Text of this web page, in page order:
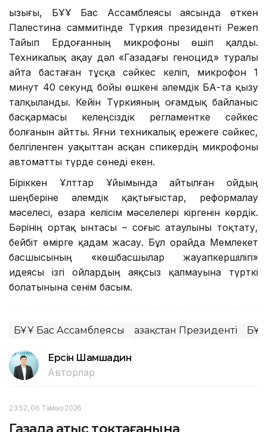
Қызығы, БҰҰ Бас Ассамблеясы аясында өткен
Палестина саммитінде Түркия президенті Режеп
Тайып Ердоғанның микрофоны өшіп қалды.
Техникалық ақау дәл «Газадағы геноцид» туралы
айта бастаған тұсқа сәйкес келіп, микрофон 1
минут 40 секунд бойы өшкені әлемдік БАҚ-та қызу
талқыланды. Кейін Түркияның Қоғамдық байланыс
басқармасы келеңсіздік регламентке сәйкес
болғанын айтты. Яғни техникалық ережеге сәйкес,
белгіленген уақыттан асқан спикердің микрофоны
автоматты түрде сөнеді екен.
Біріккен Ұлттар Ұйымында айтылған ойдың
шеңберіне әлемдік қақтығыстар, реформалау
мәселесі, өзара келісім мәселелері кіргенін көрдік.
Бәрінің ортақ ынтасы – соғыс атаулыны тоқтату,
бейбіт өмірге қадам жасау. Бұл орайда Мемлекет
басшысының «көшбасшылар жауапкершілігі»
идеясы ізгі ойлардың аяқсыз қалмауына түрткі
болатынына сенім басым.
БҰҰ Бас Ассамблеясы Қазақстан Президенті БҰҰ
Ерсiн Шамшадин
Авторлар
23:52, 06 Тамыз 2026